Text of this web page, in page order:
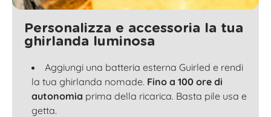
Personalizza e accessoria la tua
ghirlanda luminosa
Aggiungi una batteria esterna Guirled e rendi
la tua ghirlanda nomade. Fino a 100 ore di
autonomia prima della ricarica. Basta pile usa e
getta.